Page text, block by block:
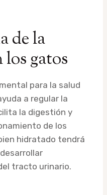
de la
gatos
para la salud
a regular la
la digestión y
de los
hidratado tendrá
tracto urinario.